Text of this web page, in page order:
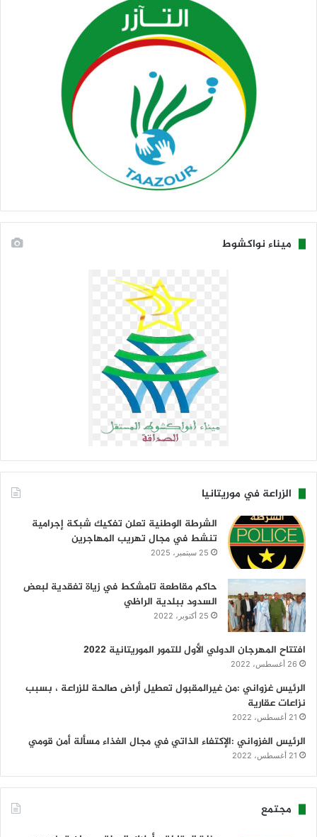
ميناء نواكشوط
الزراعة في موريتانيا
الشرطة الوطنية تعلن تفكيك شبكة إجرامية
تنشط في مجال تهريب المهاجرين
25 سبتمبر، 2025
حاكم مقاطعة تامشكط في زياة تفقدية لبعض
السدود ببلدية الراظي
25 أكتوبر، 2022
افتتاح المهرجان الدولي الأول للتمور الموريتانية 2022
26 أغسطس، 2022
الرئيس غزواني :من غيرالمقبول تعطيل أراض صالحة للزراعة ، بسبب
نزاعات عقارية
21 أغسطس، 2022
الرئيس الغزواني :الإكتفاء الذاتي في مجال الغذاء مسألة أمن قومي
21 أغسطس، 2022
مجتمع